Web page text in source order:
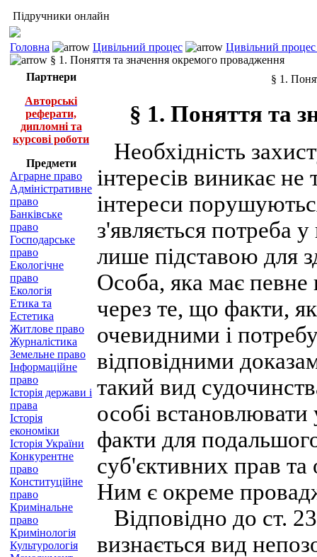
Підручники онлайн
Головна Цивільний процес
Цивільний
§ 1. Поняття та значення окремого провадження
Партнери
Авторські
реферати,
дипломні та
курсові роботи
Предмети
Аграрне право
Адміністративне
право
Банківське
право
Господарське
право
Екологічне
право
Екологія
Етика та
Естетика
Житлове право
Журналістика
Земельне право
Інформаційне
право
Історія держави і
права
Історія
економіки
Історія України
Конкурентне
право
Конституційне
право
Кримінальне
право
Кримінологія
Культурологія
§ 1.
§ 1. Поняття та
Необхідність
інтересів виникає
інтереси
з'являється потреба
лише підставою для
Особа, яка має певне
через те, що факти,
очевидними і
відповідними
такий вид
особі
факти для
суб'єктивних прав та
Ним є окреме
Відповідно до ст.
визнається вид